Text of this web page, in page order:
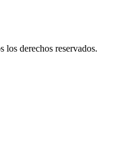
los derechos reservados.